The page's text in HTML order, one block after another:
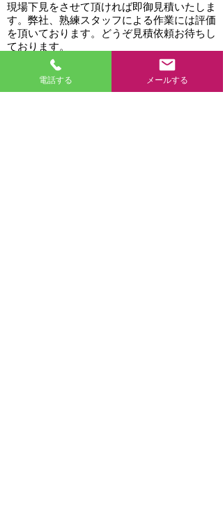
現場下見をさせて頂ければ即御見積いたしま
す。弊社、熟練スタッフによる作業には評価
を頂いております。どうぞ見積依頼お待ちし
ております。
電話する メールする